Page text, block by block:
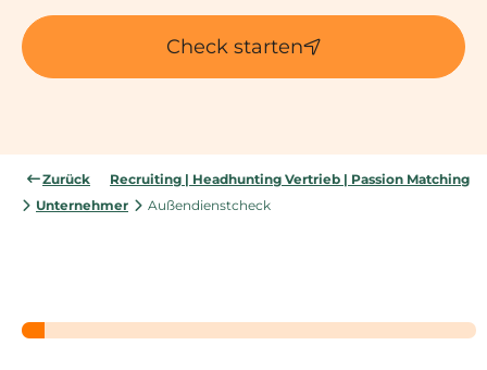
Check starten
Zurück
Recruiting | Headhunting Vertrieb | Passion Matching
Unternehmer
Außendienstcheck